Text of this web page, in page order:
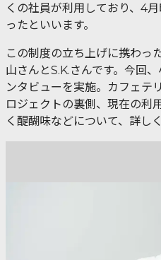
くの社員が利用しており、4
ったといいます。
この制度の立ち上げに携わっ
山さんとS.K.さんです。今回
ンタビューを実施。カフェテ
ロジェクトの裏側、現在の利
く醍醐味などについて、詳し